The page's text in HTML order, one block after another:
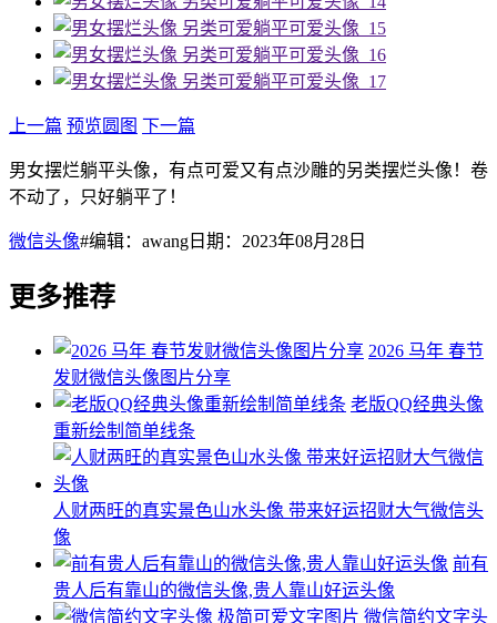
上一篇 预览圆图 下一篇
男女摆烂躺平头像，有点可爱又有点沙雕的另类摆烂头像！卷
不动了，只好躺平了！
微信头像#编辑：awang日期：2023年08月28日
更多推荐
2026 马年 春节
发财微信头像图片分享
老版QQ经典头像
重新绘制简单线条
人财两旺的真实景色山水头像 带来好运招财大气微信头
像
前有
贵人后有靠山的微信头像,贵人靠山好运头像
微信简约文字头